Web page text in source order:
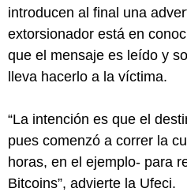
introducen al final una
extorsionador está en
que el mensaje es leído y
lleva hacerlo a la víctima.
“La intención es que el
pues comenzó a correr la
horas, en el ejemplo- para
Bitcoins”, advierte la Ufeci.